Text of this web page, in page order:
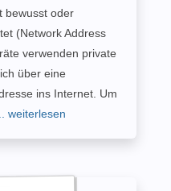
bewusst oder
(Network Address
verwenden private
über eine
ins Internet. Um
... weiterlesen